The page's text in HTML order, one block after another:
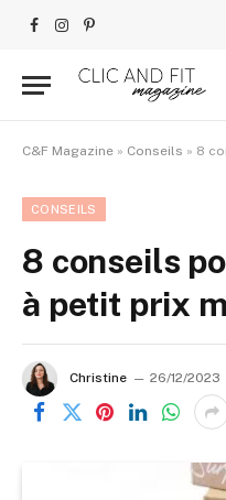
Facebook
Instagram
Pinterest
C&F Magazine » Conseils » 8
CONSEILS
8 conseils
à petit prix
Christine 26/12/2023